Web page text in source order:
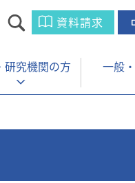
資料請求
研究機関の方 一般・